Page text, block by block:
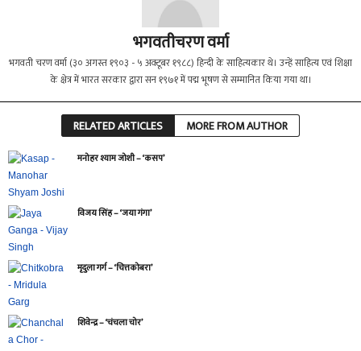
भगवतीचरण वर्मा
भगवती चरण वर्मा (३० अगस्त १९०३ - ५ अक्टूबर १९८८) हिन्दी के साहित्यकार थे। उन्हें साहित्य एवं शिक्षा
के क्षेत्र में भारत सरकार द्वारा सन १९७१ में पद्म भूषण से सम्मानित किया गया था।
RELATED ARTICLES MORE FROM AUTHOR
मनोहर श्याम जोशी – ‘कसप’
विजय सिंह – ‘जया गंगा’
मृदुला गर्ग – ‘चित्तकोबरा’
शिवेन्द्र – ‘चंचला चोर’